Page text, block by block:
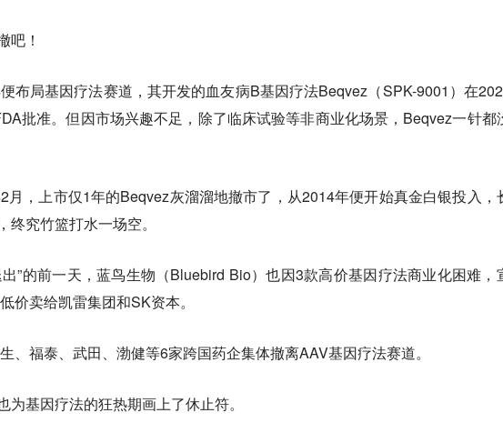
吧！
布局基因疗法赛道，其开发的血友病B基因疗法Beqvez（SPK-9001）在
批准。但因市场兴趣不足，除了临床试验等非商业化场景，Beqvez一针都
月，上市仅1年的Beqvez灰溜溜地撤市了，从2014年便开始真金白银投入，
终究竹篮打水一场空。
”的前一天，蓝鸟生物（Bluebird Bio）也因3款高价基因疗法商业化困难，
价卖给凯雷集团和SK资本。
、福泰、武田、渤健等6家跨国药企集体撤离AAV基因疗法赛道。
为基因疗法的狂热期画上了休止符。